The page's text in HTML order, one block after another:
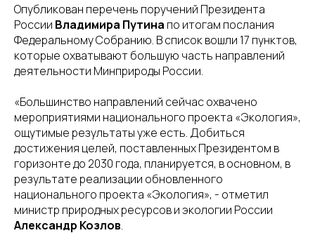
Опубликован перечень поручений Президента
России Владимира Путина по итогам послания
Федеральному Собранию. В список вошли 17 пунктов,
которые охватывают большую часть направлений
деятельности Минприроды России.
«Большинство направлений сейчас охвачено
мероприятиями национального проекта «Экология»,
ощутимые результаты уже есть. Добиться
достижения целей, поставленных Президентом в
горизонте до 2030 года, планируется, в основном, в
результате реализации обновленного
национального проекта «Экология», - отметил
министр природных ресурсов и экологии России
Александр Козлов.